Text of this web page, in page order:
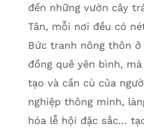
đến những vườn cây
Tân, mỗi nơi đều có
Bức tranh nông thôn
đồng quê yên bình,
tạo và cần cù của
nghiệp thông minh,
hóa lễ hội đặc sắc…